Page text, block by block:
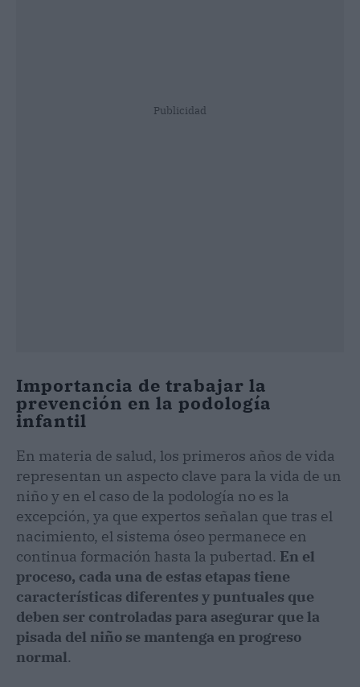
Publicidad
Importancia de trabajar la
prevención en la podología
infantil
En materia de salud, los primeros años de vida
representan un aspecto clave para la vida de un
niño y en el caso de la podología no es la
excepción, ya que expertos señalan que tras el
nacimiento, el sistema óseo permanece en
continua formación hasta la pubertad. En el
proceso, cada una de estas etapas tiene
características diferentes y puntuales que
deben ser controladas para asegurar que la
pisada del niño se mantenga en progreso
normal.